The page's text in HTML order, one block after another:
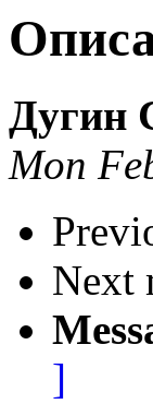
Дугин
Mon
Next
]